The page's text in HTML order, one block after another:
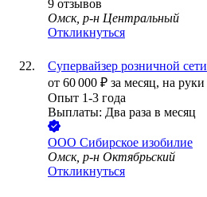
9 отзывов
Омск, р-н Центральный
Откликнуться
Супервайзер розничной сети
от 60 000 ₽ за месяц, на руки
Опыт 1-3 года
Выплаты: Два раза в месяц
ООО Сибирское изобилие
Омск, р-н Октябрьский
Откликнуться